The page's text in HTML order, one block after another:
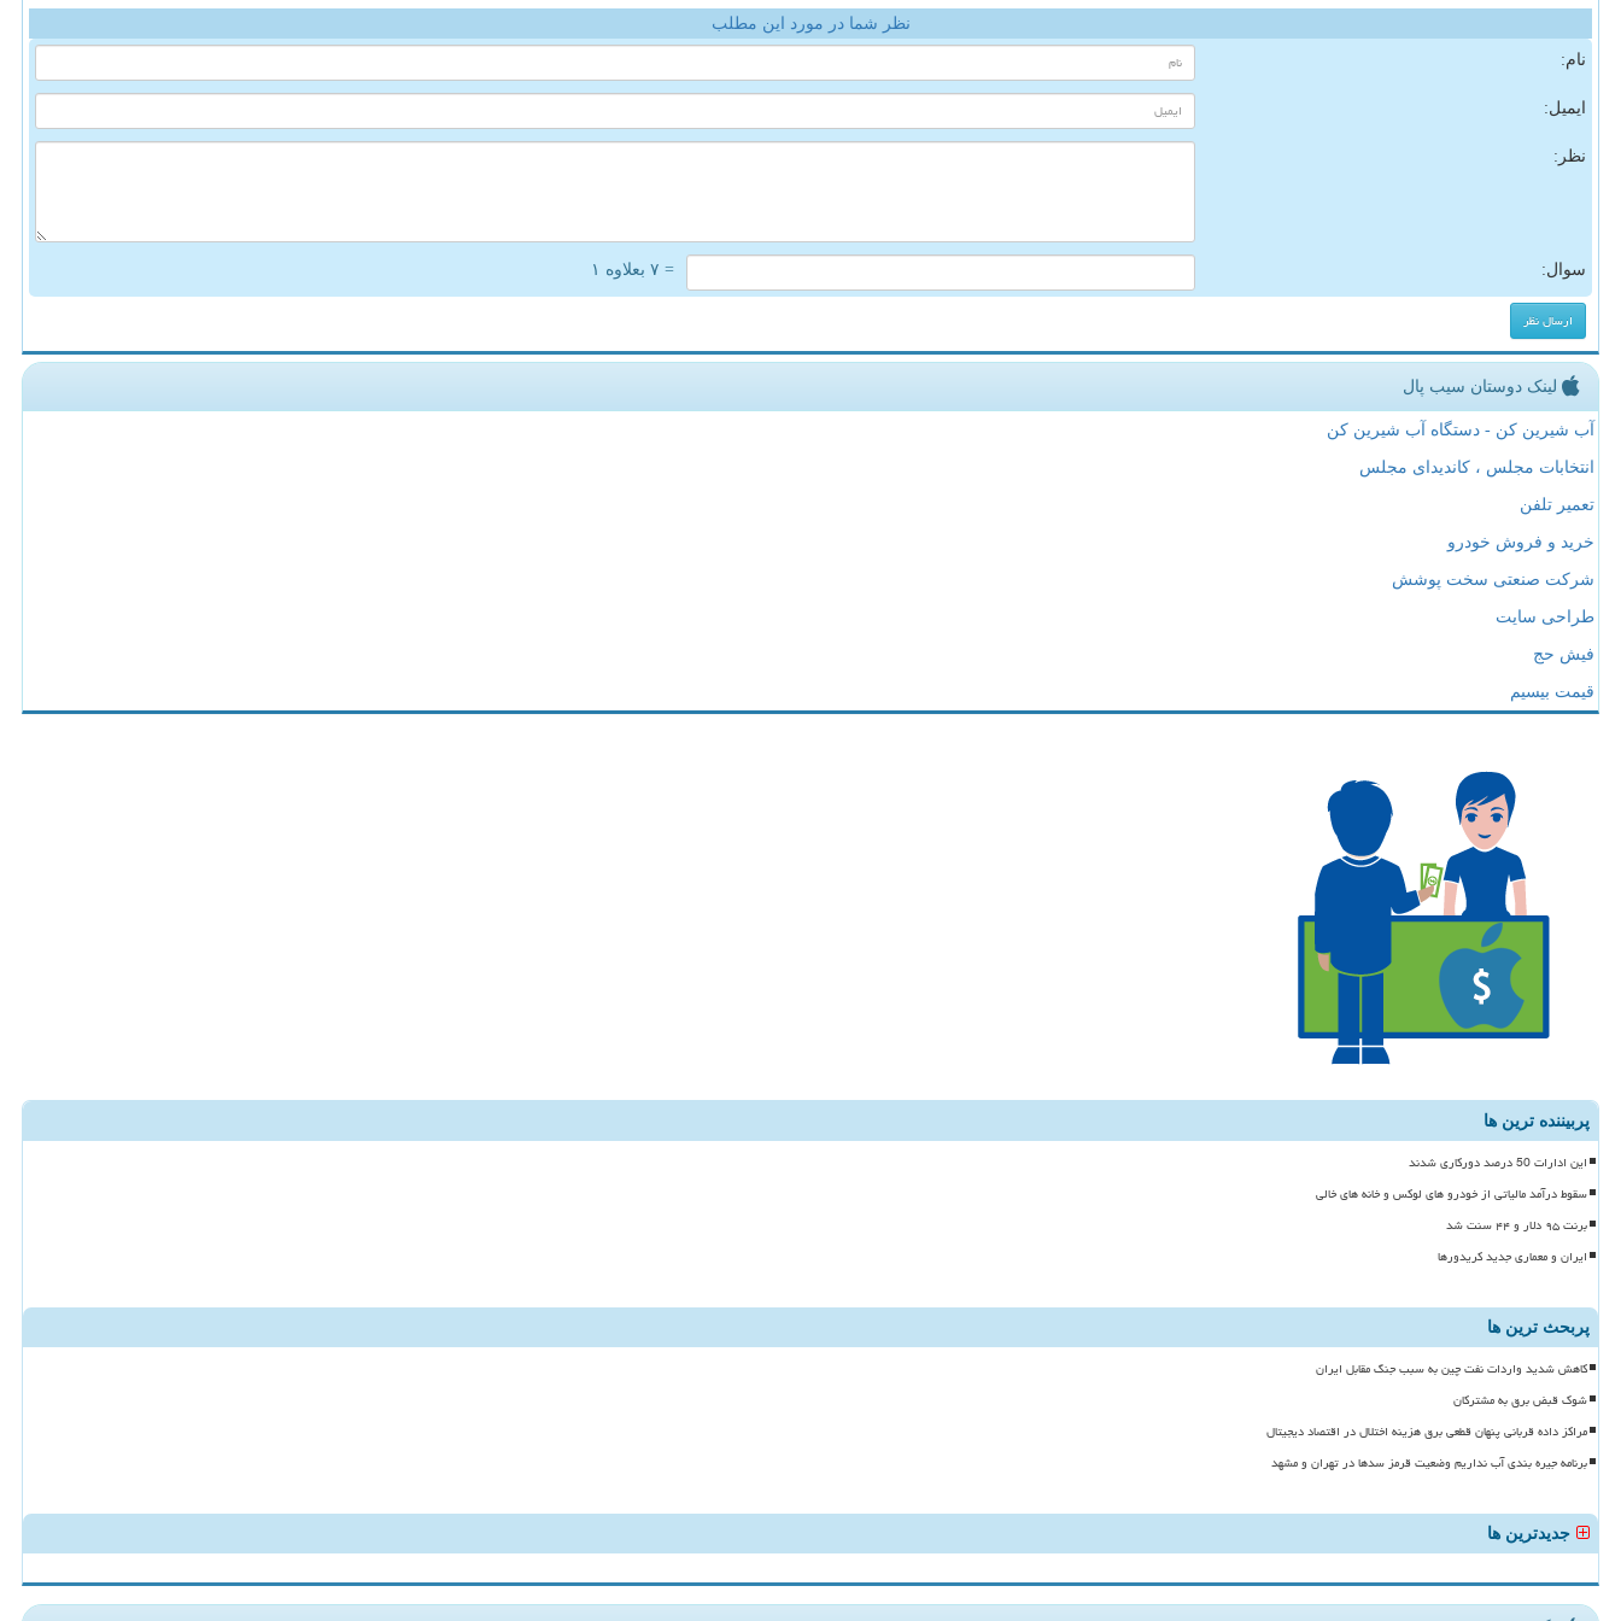
نظر شما در مورد این مطلب
نام:
ایمیل:
نظر:
سوال: = ۷ بعلاوه ۱
لینک دوستان سیب پال
آب شیرین کن - دستگاه آب شیرین کن
انتخابات مجلس ، کاندیدای مجلس
تعمیر تلفن
خرید و فروش خودرو
شرکت صنعتی سخت پوشش
طراحی سایت
فیش حج
قیمت بیسیم
پربیننده ترین ها
این ادارات 50 درصد دورکاری شدند
سقوط درآمد مالیاتی از خودرو های لوکس و خانه های خالی
برنت ۹۵ دلار و ۴۴ سنت شد
ایران و معماری جدید کریدورها
پربحث ترین ها
کاهش شدید واردات نفت چین به سبب جنگ مقابل ایران
شوک قبض برق به مشترکان
مراکز داده قربانی پنهان قطعی برق هزینه اختلال در اقتصاد دیجیتال
برنامه جیره بندی آب نداریم وضعیت قرمز سدها در تهران و مشهد
جدیدترین ها